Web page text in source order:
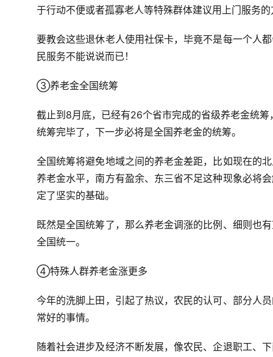
于行动不便或者孤寡老人等特殊群体建议用上门服务
要教会这些退休老人使用社保卡，毕竟不是每一个人
民服务不能说说而已！
③养老金全国统筹
截止到8月底，已经有26个省市完成的省级养老金统
统筹完毕了，下一步必将是全国养老金的统筹。
全国统筹将避免地域之间的养老金差距，比如现在的
养老金水平，南方有盈余、东三省不足这种现象必将
定了坚实的基础。
既然是全国统筹了，那么养老金调涨的比例、细则也
全国统一。
④特殊人群养老金涨更多
今年的洗脚上田，引起了热议，农民的认可、部分人
常好的事情。
随着社会进步及经济不断发展，像农民、企退职工、